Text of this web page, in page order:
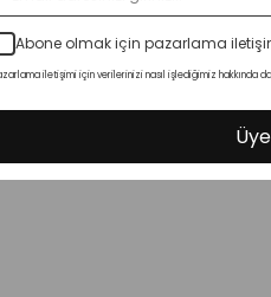
Abone olmak için pazarlama
iletişimi için verilerinizi nasıl işlediğimiz hakkında